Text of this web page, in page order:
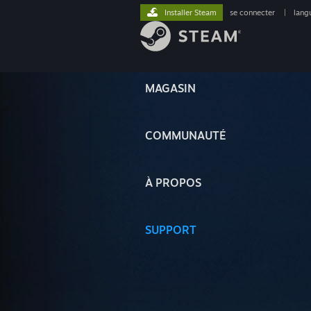
MAGASIN
COMMUNAUTÉ
À PROPOS
SUPPORT
Installer Steam se connecter